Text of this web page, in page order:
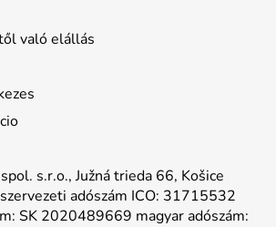
való elállás
s.r.o., Južná trieda 66, Košice
adószám ICO: 31715532
SK 2020489669 magyar adószám: